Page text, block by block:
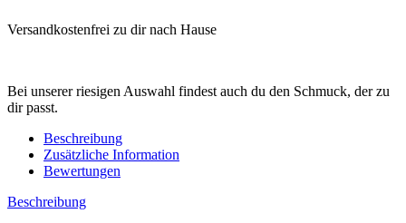
Versandkostenfrei zu dir nach Hause
Bei unserer riesigen Auswahl findest auch du den Schmuck, der zu
dir passt.
Beschreibung
Zusätzliche Information
Bewertungen
Beschreibung